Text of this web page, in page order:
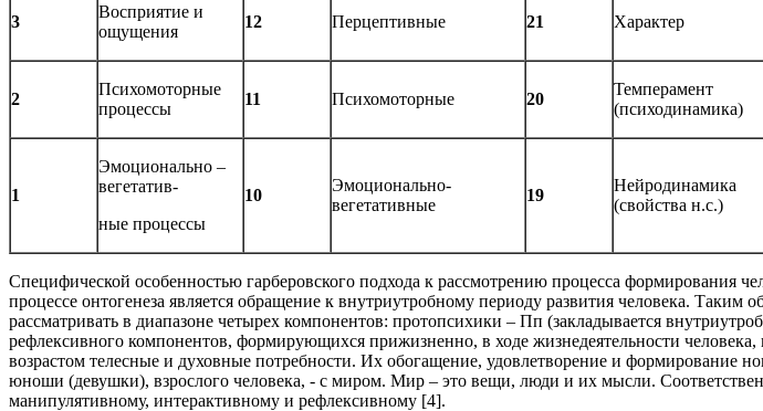
3
Восприятие и
ощущения
12 Перцептивные 21 Характер
2
Психомоторные
процессы
11 Психомоторные 20
Темперамент
(психодинамика)
1
Эмоционально –
вегетатив-
ные процессы
10
Эмоционально-
вегетативные
19
Нейродинамика
(свойства н.с.)
Специфической особенностью гарберовского подхода к рассмотрению процесса формирования
процессе онтогенеза является обращение к внутриутробному периоду развития человека.
рассматривать в диапазоне четырех компонентов: протопсихики – Пп (закладывается
рефлексивного компонентов, формирующихся прижизненно, в ходе жизнедеятельности
возрастом телесные и духовные потребности. Их обогащение, удовлетворение и формирование
юноши (девушки), взрослого человека, - с миром. Мир – это вещи, люди и их мысли.
манипулятивному, интерактивному и рефлексивному [4].